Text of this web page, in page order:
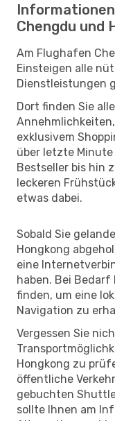
Chengdu und
Am Flughafen
Einsteigen alle
Dienstleistungen
Dort finden Sie
exklusivem
über letzte
Bestseller bis hin
leckeren
etwas dabei.
Sobald Sie
Hongkong
eine
haben. Bei Bedarf
finden, um eine
Navigation zu
Vergessen Sie
Hongkong zu
öffentliche
gebuchten
sollte Ihnen am